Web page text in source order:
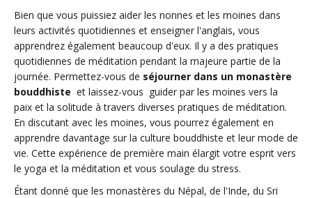
Bien que vous puissiez aider les nonnes et les moines dans
leurs activités quotidiennes et enseigner l'anglais, vous
apprendrez également beaucoup d'eux. Il y a des pratiques
quotidiennes de méditation pendant la majeure partie de la
journée. Permettez-vous de séjourner dans un monastère
bouddhiste et laissez-vous guider par les moines vers la
paix et la solitude à travers diverses pratiques de méditation.
En discutant avec les moines, vous pourrez également en
apprendre davantage sur la culture bouddhiste et leur mode de
vie. Cette expérience de première main élargit votre esprit vers
le yoga et la méditation et vous soulage du stress.
Étant donné que les monastères du Népal, de l'Inde, du Sri